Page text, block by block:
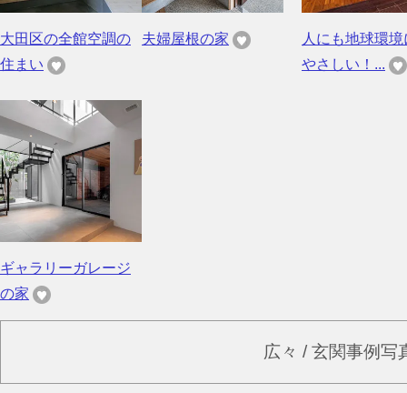
大田区の全館空調の
住まい
夫婦屋根の家
人にも地球環
やさしい！...
ギャラリーガレージ
の家
広々 / 玄関事例写